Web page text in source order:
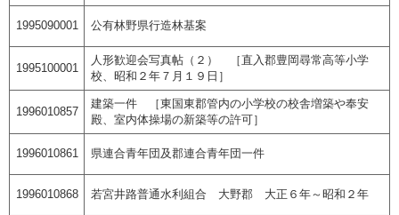
1995090001 公有林野県行造林基案
1995100001
人形歓迎会写真帖（２） ［直入郡豊岡尋常高等小学
校、昭和２年７月１９日］
1996010857
建築一件 ［東国東郡管内の小学校の校舎増築や奉安
殿、室内体操場の新築等の許可］
1996010861 県連合青年団及郡連合青年団一件
1996010868 若宮井路普通水利組合 大野郡 大正６年～昭和２年